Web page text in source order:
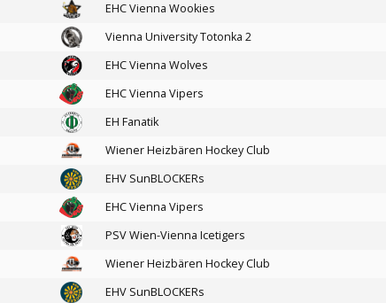
EHC Vienna Wookies
Vienna University Totonka 2
EHC Vienna Wolves
EHC Vienna Vipers
EH Fanatik
Wiener Heizbären Hockey Club
EHV SunBLOCKERs
EHC Vienna Vipers
PSV Wien-Vienna Icetigers
Wiener Heizbären Hockey Club
EHV SunBLOCKERs